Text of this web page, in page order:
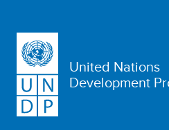
United Nations
Development